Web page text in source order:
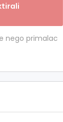
nego primalac